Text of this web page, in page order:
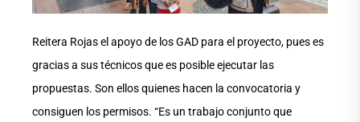
Reitera Rojas el apoyo de los GAD para el proyecto, pues es
gracias a sus técnicos que es posible ejecutar las
propuestas. Son ellos quienes hacen la convocatoria y
consiguen los permisos. “Es un trabajo conjunto que